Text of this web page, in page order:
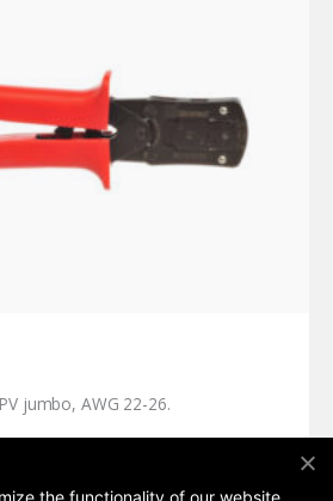
jumbo, AWG 22-26.
the functionality of our website,